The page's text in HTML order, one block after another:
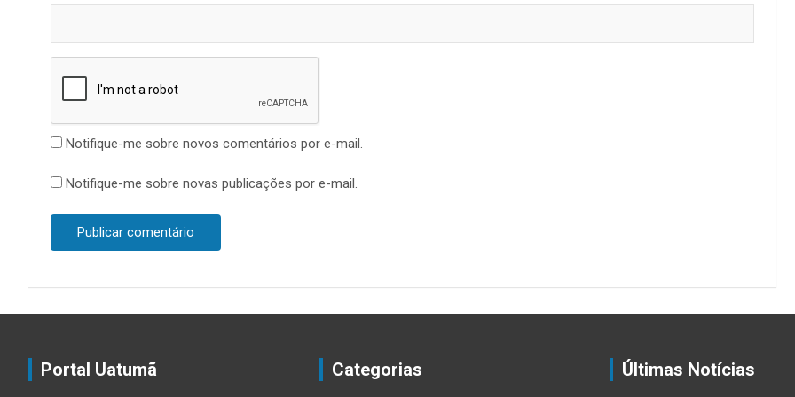
Notifique-me sobre novos comentários por e-mail.
Notifique-me sobre novas publicações por e-mail.
Portal Uatumã Categorias Últimas Notícias